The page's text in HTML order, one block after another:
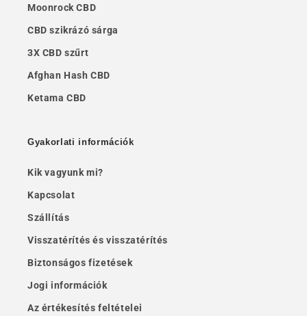
Moonrock CBD
CBD szikrázó sárga
3X CBD szűrt
Afghan Hash CBD
Ketama CBD
Gyakorlati információk
Kik vagyunk mi?
Kapcsolat
Szállítás
Visszatérítés és visszatérítés
Biztonságos fizetések
Jogi információk
Az értékesítés feltételei